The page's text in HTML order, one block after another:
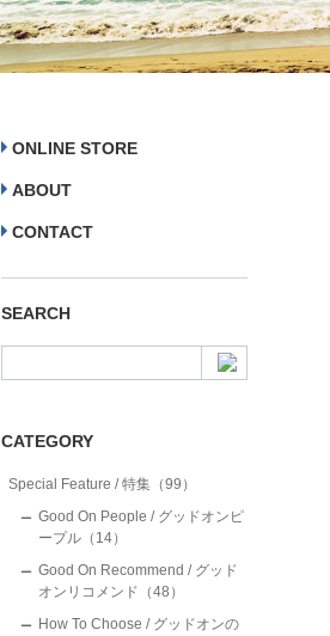
ONLINE STORE
ABOUT
CONTACT
SEARCH
CATEGORY
Special Feature / 特集（99）
Good On People / グッドオンピ
ープル（14）
Good On Recommend / グッド
オンリコメンド（48）
How To Choose / グッドオンの